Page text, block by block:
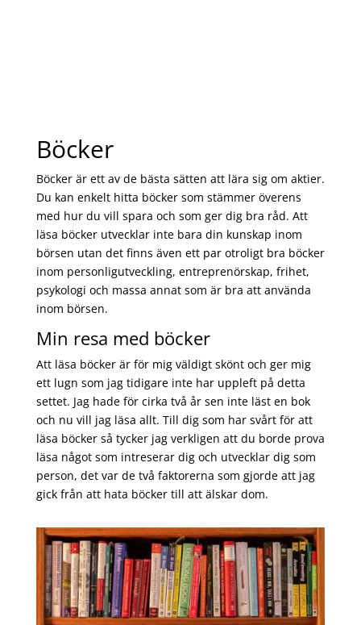
Böcker
Böcker är ett av de bästa sätten att lära sig om aktier.
Du kan enkelt hitta böcker som stämmer överens
med hur du vill spara och som ger dig bra råd. Att
läsa böcker utvecklar inte bara din kunskap inom
börsen utan det finns även ett par otroligt bra böcker
inom personligutveckling, entreprenörskap, frihet,
psykologi och massa annat som är bra att använda
inom börsen.
Min resa med böcker
Att läsa böcker är för mig väldigt skönt och ger mig
ett lugn som jag tidigare inte har uppleft på detta
settet. Jag hade för cirka två år sen inte läst en bok
och nu vill jag läsa allt. Till dig som har svårt för att
läsa böcker så tycker jag verkligen att du borde prova
läsa något som intreserar dig och utvecklar dig som
person, det var de två faktorerna som gjorde att jag
gick från att hata böcker till att älskar dom.